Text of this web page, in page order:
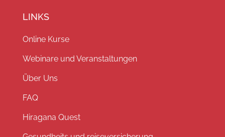
LINKS
Online Kurse
Webinare und Veranstaltungen
Über Uns
FAQ
Hiragana Quest